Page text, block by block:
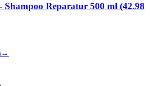
Shampoo Reparatur 500 ml (42.98
→